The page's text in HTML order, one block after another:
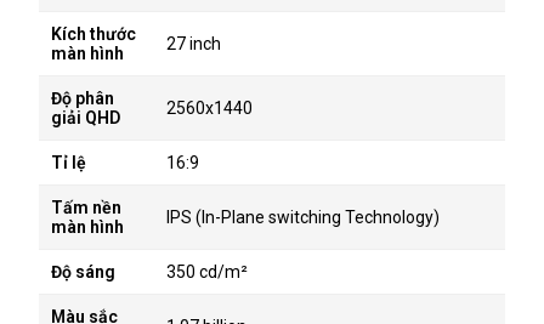
Kích thước
màn hình
27 inch
Độ phân
giải QHD
2560x1440
Tỉ lệ 16:9
Tấm nền
màn hình
IPS (In-Plane switching Technology)
Độ sáng 350 cd/m²
Màu sắc